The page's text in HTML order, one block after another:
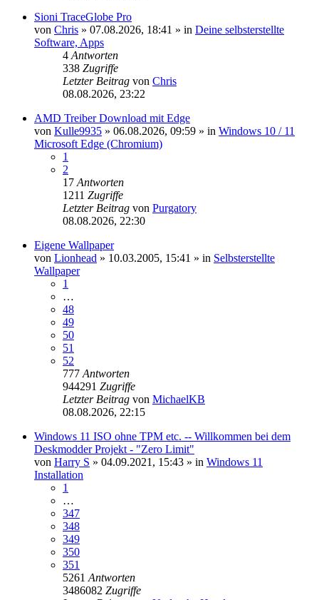
Sioni TraceGlobe Pro
von Chris » 07.08.2026, 18:41 » in Deine selbsterstellte
Software, Apps
4Antworten
338 Zugriffe
Letzter Beitrag von Chris
08.08.2026, 23:22
AMD Treiber Download mit Edge
von Kulle9935 » 06.08.2026, 09:59 » in Windows 10 / 11
Microsoft Edge (Chromium)
1
2
17Antworten
1211 Zugriffe
Letzter Beitrag von Purgatory
08.08.2026, 22:30
Eigene Wallpaper
von Lionhead » 10.03.2005, 15:41 » in Selbsterstellte
Wallpaper
1
…
48
49
50
51
52
777Antworten
944291 Zugriffe
Letzter Beitrag von MichaelKB
08.08.2026, 22:15
Windows 11 ISO ohne TPM etc. -- Willkommen bei dem
Deskmodder Projekt - "Zero Limit"
von Harry S » 04.09.2021, 15:43 » in Windows 11
Installation
1
…
347
348
349
350
351
5261Antworten
3486082 Zugriffe